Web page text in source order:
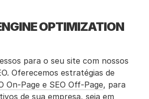
OPTIMIZATION
para o seu site com nossos
Oferecemos estratégias de
On-Page e SEO Off-Page, para
de sua empresa, seja em